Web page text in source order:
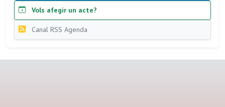
Vols afegir un acte?
Canal RSS Agenda